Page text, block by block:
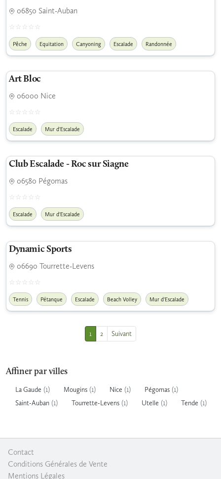
Affiner par villes
La Gaude (1) Mougins (1) Nice (1) Pégomas (1)
Saint-Auban (1) Tourrette-Levens (1) Utelle (1) Tende (1)
06850 Saint-Auban
Pêche Equitation Canyoning Escalade Randonnée
Art Bloc
06000 Nice
Escalade Mur d'Escalade
Club Escalade - Roc sur Siagne
06580 Pégomas
Escalade Mur d'Escalade
Dynamic Sports
06690 Tourrette-Levens
Tennis Pétanque Escalade Beach Volley Mur d'Escalade
1 2 Suivant
Contact
Conditions Générales de Vente
Mentions Légales